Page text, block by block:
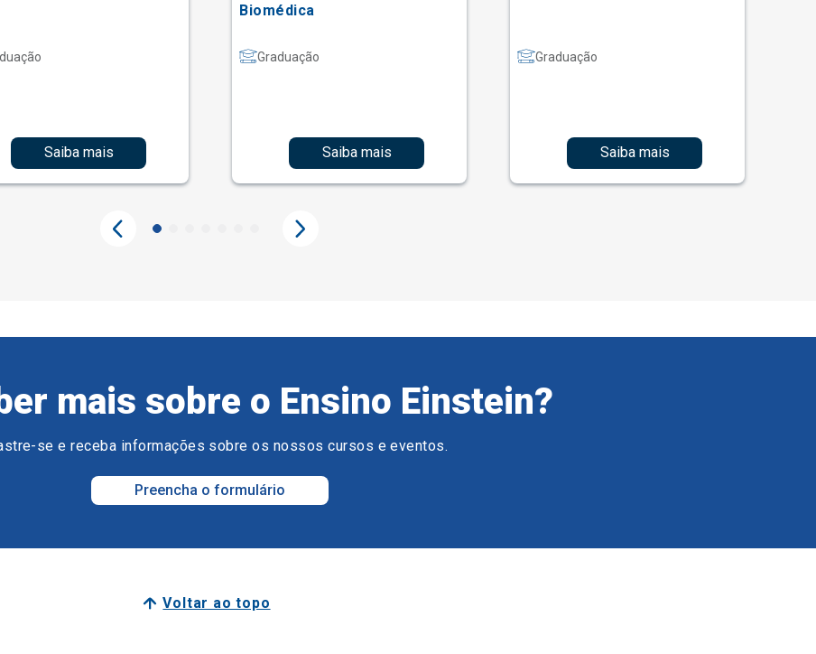
Saiba mais
Biomédica
Graduação
Saiba mais
Graduação
Saiba mais
mais sobre o Ensino Einstein?
se e receba informações sobre os nossos cursos e eventos.
Preencha o formulário
Voltar ao topo